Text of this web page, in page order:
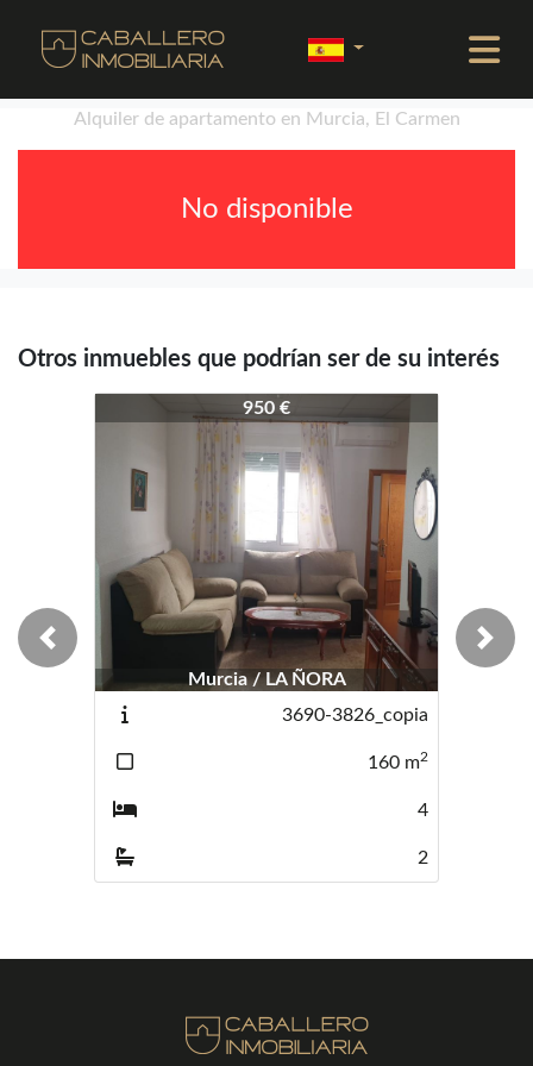
Alquiler de apartamento en Murcia, El Carmen
No disponible
Otros inmuebles que podrían ser de su interés
4358-4346
950 €
Murcia / LA ÑORA
3690-3826_copia
160 m2
4
2
Previous Next